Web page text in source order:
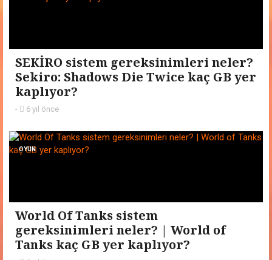
SEKİRO sistem gereksinimleri neler?
Sekiro: Shadows Die Twice kaç GB yer
kaplıyor?
- 6 yıl önce
OYUN
World Of Tanks sistem
gereksinimleri neler? | World of
Tanks kaç GB yer kaplıyor?